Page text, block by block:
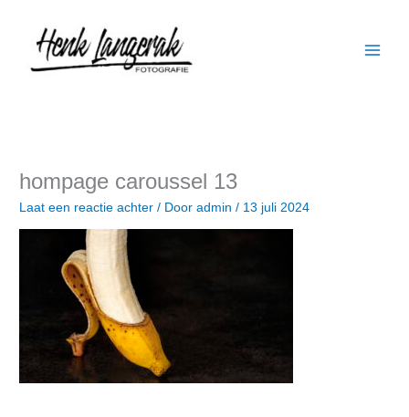
inhoud
hompage caroussel 13
Laat een reactie achter / Dooradmin/ 13 juli 2024